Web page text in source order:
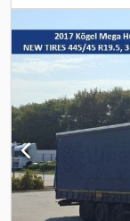
notre site web une
disponibles. Vous
proposons des
contrats
serions ravis de
Aaoztmiio Tea